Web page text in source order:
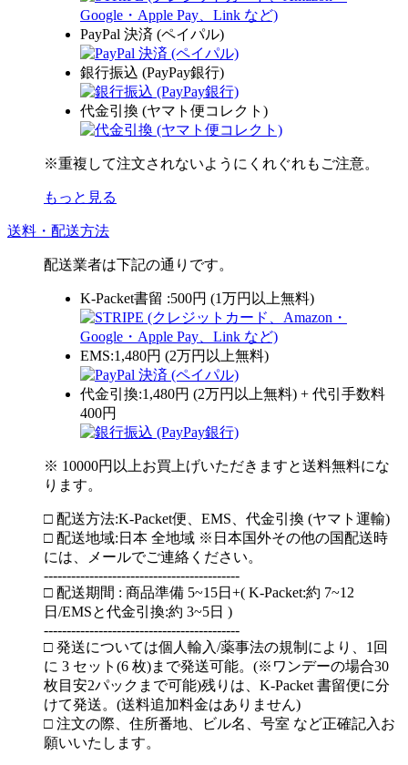
PayPal 決済 (ペイパル)
銀行振込 (PayPay銀行)
代金引換 (ヤマト便コレクト)
※重複して注文されないようにくれぐれもご注意。
もっと見る
送料・配送方法
配送業者は下記の通りです。
K-Packet書留 :500円 (1万円以上無料)
EMS:1,480円 (2万円以上無料)
代金引換:1,480円 (2万円以上無料) + 代引手数料
400円
※ 10000円以上お買上げいただきますと送料無料にな
ります。
□ 配送方法:K-Packet便、EMS、代金引換 (ヤマト運輸)
□ 配送地域:日本 全地域 ※日本国外その他の国配送時
には、メールでご連絡ください。
-------------------------------------------
□ 配送期間 : 商品準備 5~15日+( K-Packet:約 7~12
日/EMSと代金引換:約 3~5日 )
-------------------------------------------
□ 発送については個人輸入/薬事法の規制により、1回
に 3 セット(6 枚)まで発送可能。(※ワンデーの場合30
枚目安2パックまで可能)残りは、K-Packet 書留便に分
けて発送。(送料追加料金はありません)
□ 注文の際、住所番地、ビル名、号室 など正確記入お
願いいたします。